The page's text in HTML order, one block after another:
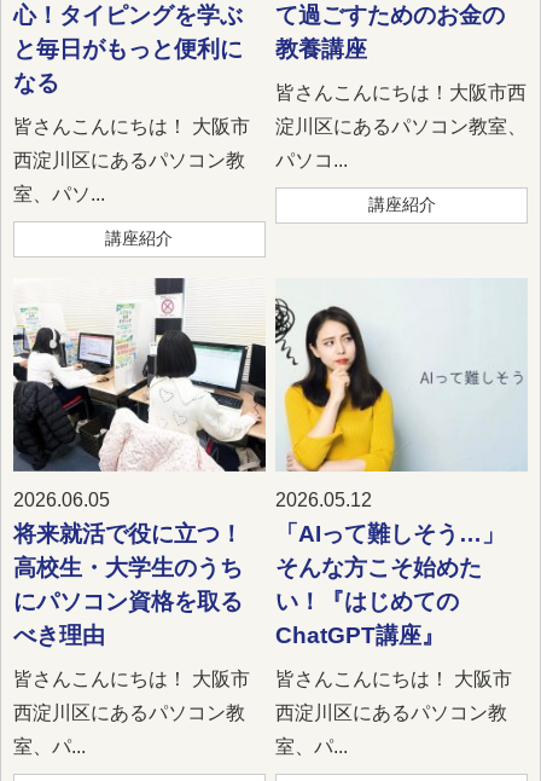
心！タイピングを学ぶ
と毎日がもっと便利に
なる
皆さんこんにちは！ 大阪市
西淀川区にあるパソコン教
室、パソ...
講座紹介
て過ごすためのお金の
教養講座
皆さんこんにちは！大阪市西
淀川区にあるパソコン教室、
パソコ...
講座紹介
2026.06.05
将来就活で役に立つ！
高校生・大学生のうち
にパソコン資格を取る
べき理由
皆さんこんにちは！ 大阪市
西淀川区にあるパソコン教
室、パ...
2026.05.12
「AIって難しそう…」
そんな方こそ始めた
い！『はじめての
ChatGPT講座』
皆さんこんにちは！ 大阪市
西淀川区にあるパソコン教
室、パ...